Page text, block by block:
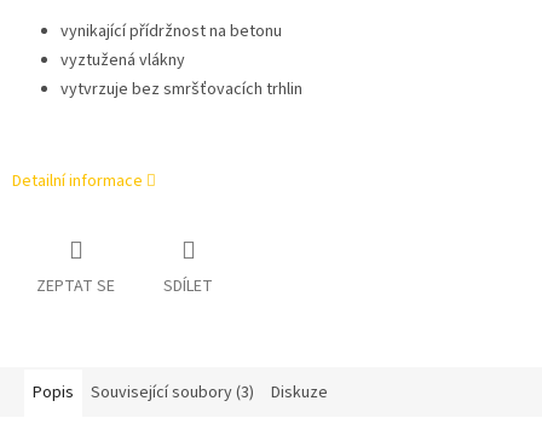
vynikající přídržnost na betonu
vyztužená vlákny
vytvrzuje bez smršťovacích trhlin
Detailní informace
ZEPTAT SE SDÍLET
Popis Související soubory (3) Diskuze